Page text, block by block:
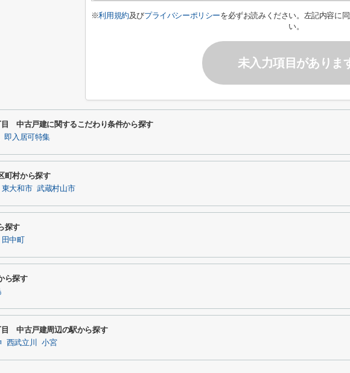
※利用規約及びプライバシーポリシーを必ずお読みください。左記内容に
い。
未入力項目がありま
目 中古戸建に関するこだわり条件から探す
即入居可特集
町村から探す
東大和市 武蔵村山市
探す
田中町
ら探す
目 中古戸建周辺の駅から探す
西武立川 小宮